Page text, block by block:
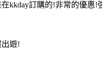
kkday訂購的!非常的優惠!
遊!